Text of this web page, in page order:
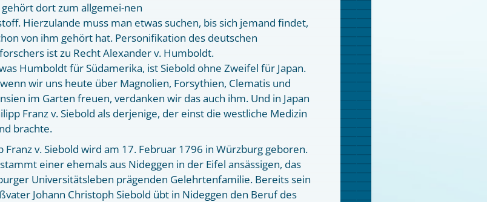
gehört dort zum allgemei-nen
Hierzulande muss man etwas suchen, bis sich jemand findet,
von ihm gehört hat. Personifikation des deutschen
ist zu Recht Alexander v. Humboldt.
Humboldt für Südamerika, ist Siebold ohne Zweifel für Japan.
wir uns heute über Magnolien, Forsythien, Clematis und
im Garten freuen, verdanken wir das auch ihm. Und in Japan
Franz v. Siebold als derjenige, der einst die westliche Medizin
brachte.
Franz v. Siebold wird am 17. Februar 1796 in Würzburg geboren.
einer ehemals aus Nideggen in der Eifel ansässigen, das
Universitätsleben prägenden Gelehrtenfamilie. Bereits sein
Johann Christoph Siebold übt in Nideggen den Beruf des